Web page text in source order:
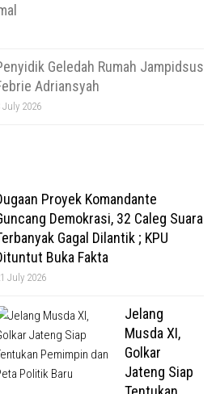
Geledah Rumah Jampidsus
Adriansyah
July 2026
Proyek Komandante
Demokrasi, 32 Caleg Suara
Gagal Dilantik ; KPU
Buka Fakta
July 2026
Jelang
Musda XI,
Golkar
Jateng Siap